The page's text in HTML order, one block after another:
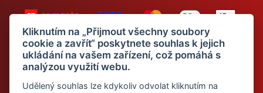
Chci odebírat newsletter
Kliknutím na „Přijmout všechny soubory
cookie a zavřít“ poskytnete souhlas k jejich
ukládání na vašem zařízení, což pomáhá s
analýzou využití webu.
Udělený souhlas lze kdykoliv odvolat kliknutím na